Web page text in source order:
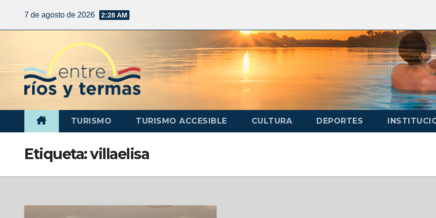
7 de agosto de 2026 2:28 AM
TURISMO TURISMO ACCESIBLE CULTURA DEPORTES
Etiqueta:villaelisa